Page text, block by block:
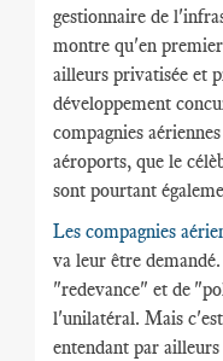
gestionnaire de
montre qu'en
ailleurs privatisée et
développement
compagnies
aéroports, que le
sont pourtant
Les compagnies
va leur être
"redevance" et de
l'unilatéral. Mais
entendant par